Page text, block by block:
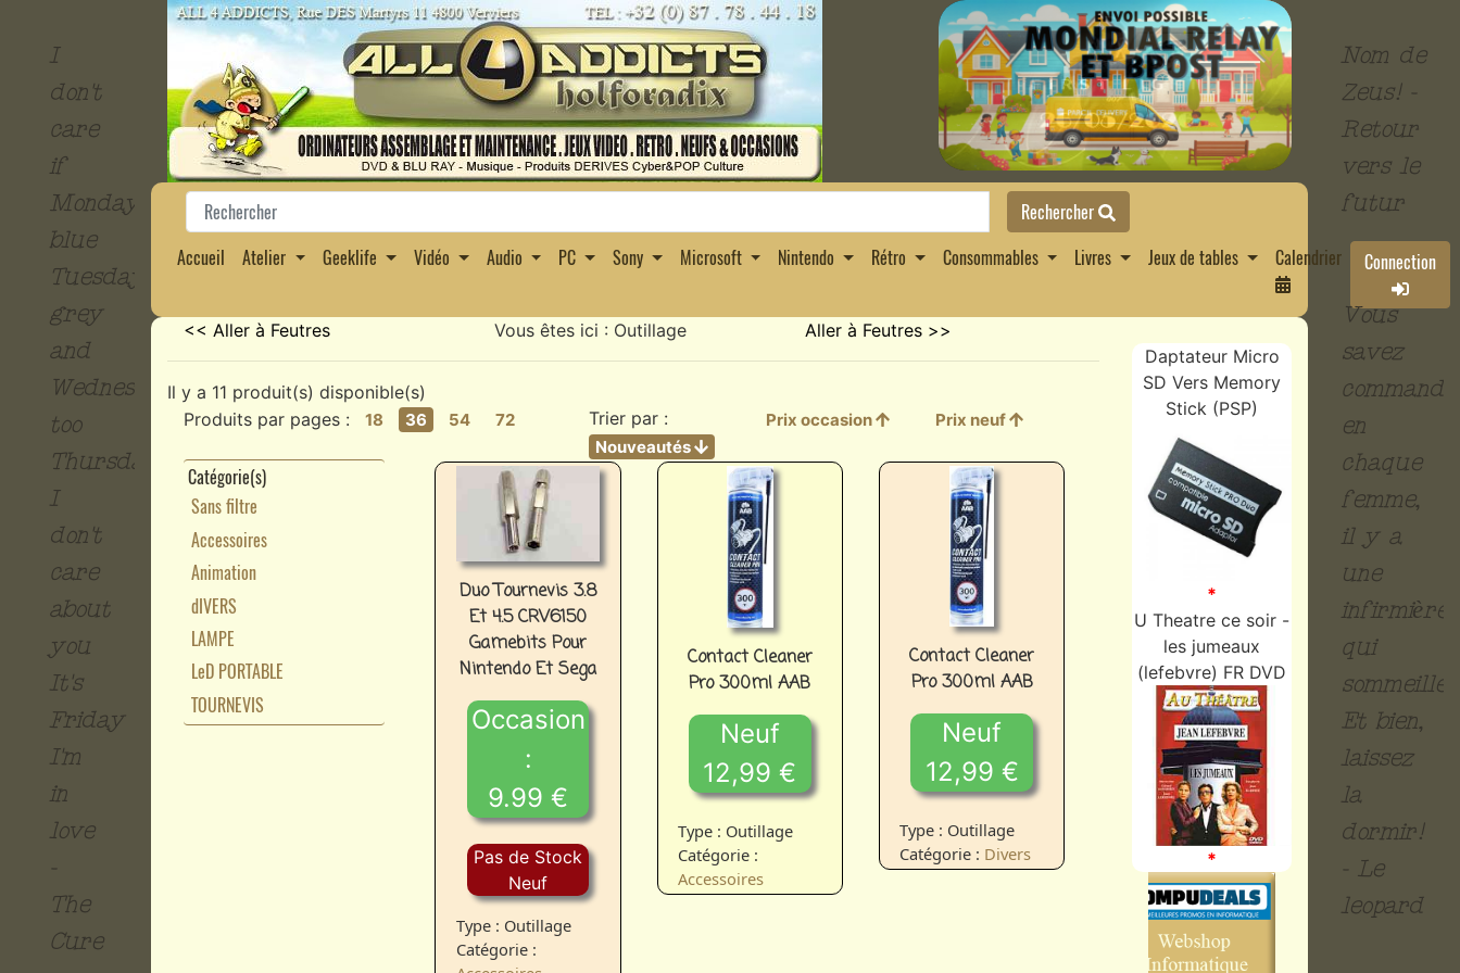
I
don't
care
if
Monday's
blue
Tuesday's
grey
and
Wednesday
too
Thursday
I
don't
care
about
you
It's
Friday
I'm
in
love
The
Cure
Rechercher
Accueil
Atelier Geeklife Vidéo Audio PC Sony Microsoft Nintendo Rétro Consommables Livres Jeux de tables Calendrier Connection
<< Aller à Feutres Vous êtes ici : Outillage Aller à Feutres >>
Il y a 11 produit(s) disponible(s)
Produits par pages :
18 36 54 72 Trier par : Prix occasion
Prix neuf
Nouveautés
Catégorie(s)
Sans filtre
Accessoires
Animation
dIVERS
LAMPE
LeD PORTABLE
TOURNEVIS
Duo Tournevis 3.8
Et 4.5 CRV6150
Gamebits Pour
Nintendo Et Sega
Occasion
:
9.99 €
Pas de Stock
Neuf
Type : Outillage
Catégorie :
Contact Cleaner
Pro 300ml AAB
Neuf
12,99 €
Type : Outillage
Catégorie :
Accessoires
Contact Cleaner
Pro 300ml AAB
Neuf
12,99 €
Type : Outillage
Catégorie : Divers
Daptateur Micro
SD Vers Memory
Stick (PSP)
*
U Theatre ce soir -
les jumeaux
(lefebvre) FR DVD
*
Nom de
Zeus! -
Retour
vers le
futur
Vous
savez
en
chaque
femme,
il y a
une
infirmière
qui
sommeille...
Et bien,
laissez
la
dormir!
- Le
leopard